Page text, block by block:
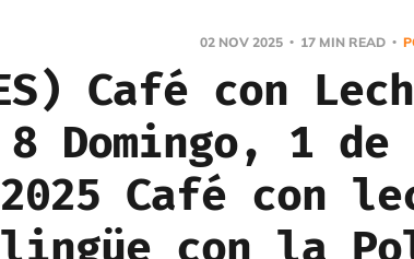
02 NOV 2025 17 MIN READ
Café con
Domingo, 1 de
2025 Café con
con la